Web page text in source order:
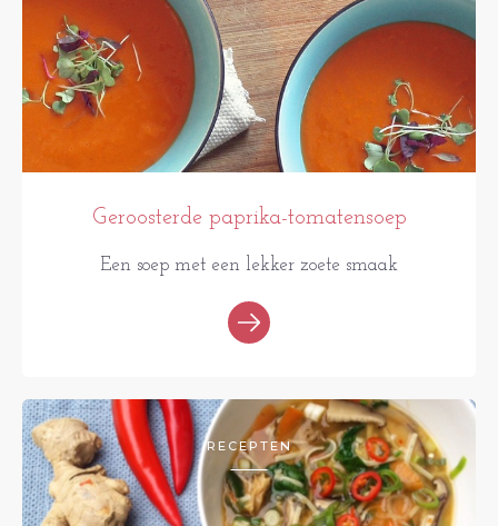
Geroosterde paprika-tomatensoep
Een soep met een lekker zoete smaak
RECEPTEN